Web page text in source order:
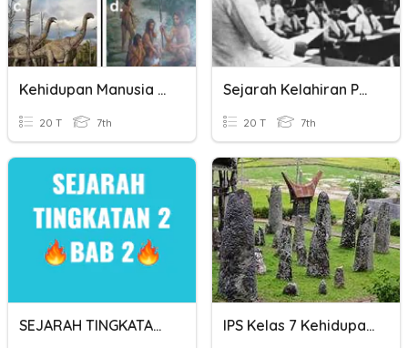
Kehidupan Manusia Pada Masa Praaksara
20 T 7th
Sejarah Kelahiran Pancasila
20 T 7th
SEJARAH TINGKATAN 2 - BAB 2 IPS Kelas 7 Kehidupan Masa Praaksara